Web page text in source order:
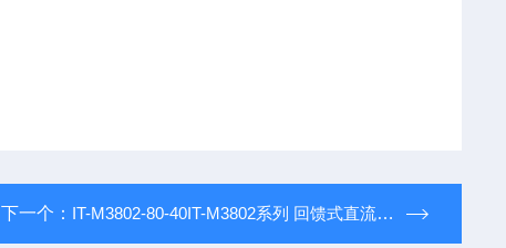
下一个： IT-M3802-80-40IT-M3802系列 回馈式直流电子负载